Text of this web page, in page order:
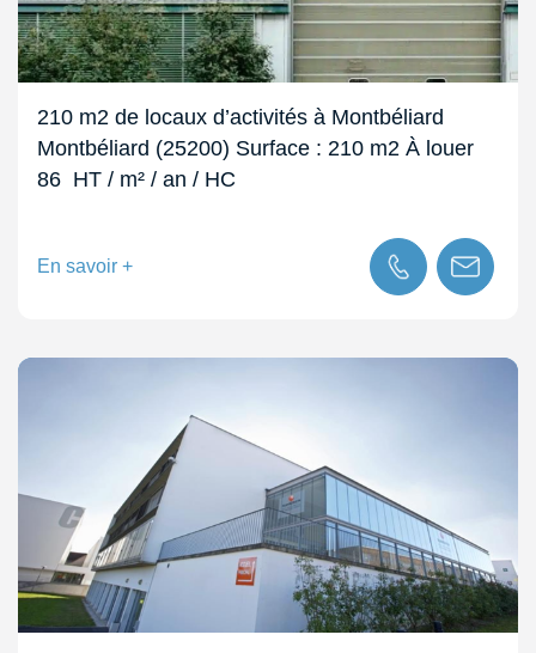
210 m2 de locaux d’activités à Montbéliard
Montbéliard (25200) Surface : 210 m2 À louer
86  HT / m² / an / HC
En savoir +